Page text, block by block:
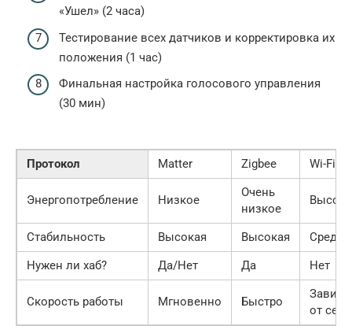
«Ушел» (2 часа)
Тестирование всех датчиков и корректировка их
положения (1 час)
Финальная настройка голосового управления
(30 мин)
Протокол Matter Zigbee Wi-Fi
Энергопотребление Низкое
Очень
низкое
Стабильность Высокая Высокая
Нужен ли хаб?
Да/Нет Да Нет
Скорость работы Мгновенно Быстро
от сети